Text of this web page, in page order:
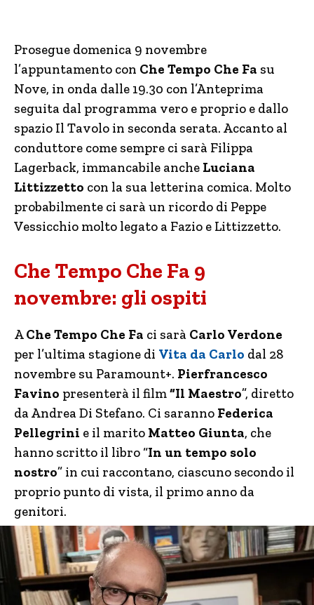
Prosegue domenica 9 novembre
l’appuntamento con Che Tempo Che Fa su
Nove, in onda dalle 19.30 con l’Anteprima
seguita dal programma vero e proprio e dallo
spazio Il Tavolo in seconda serata. Accanto al
conduttore come sempre ci sarà Filippa
Lagerback, immancabile anche Luciana
Littizzetto con la sua letterina comica. Molto
probabilmente ci sarà un ricordo di Peppe
Vessicchio molto legato a Fazio e Littizzetto.
Che Tempo Che Fa 9
novembre: gli ospiti
AChe Tempo Che Fa ci sarà Carlo Verdone
per l’ultima stagione di Vita da Carlo dal 28
novembre su Paramount+. Pierfrancesco
Favino presenterà il film“Il Maestro”, diretto
da Andrea Di Stefano. Ci saranno Federica
Pellegrini e il marito Matteo Giunta, che
hanno scritto il libro “In un tempo solo
nostro” in cui raccontano, ciascuno secondo il
proprio punto di vista, il primo anno da
genitori.